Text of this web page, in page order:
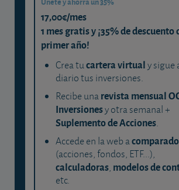
17,00€/mes
1 mes gratis y ¡35% de
primer año!
Crea tucartera virtualy sigue
diario tus inversiones.
Recibe unarevista mensual
Inversionesy otra semanal +
Suplemento de Acciones.
Accede en la web a
(acciones, fondos, ETF...),
calculadoras, modelos de
etc.